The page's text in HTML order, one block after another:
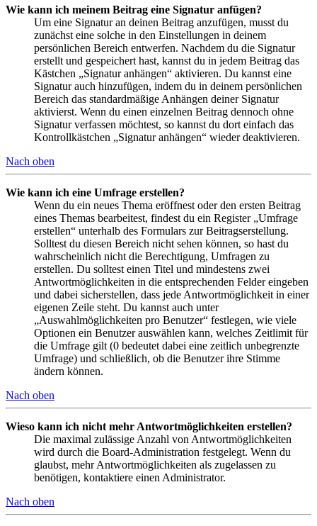
Wie kann ich meinem Beitrag eine Signatur anfügen?
Um eine Signatur an deinen Beitrag anzufügen, musst du
zunächst eine solche in den Einstellungen in deinem
persönlichen Bereich entwerfen. Nachdem du die Signatur
erstellt und gespeichert hast, kannst du in jedem Beitrag das
Kästchen „Signatur anhängen“ aktivieren. Du kannst eine
Signatur auch hinzufügen, indem du in deinem persönlichen
Bereich das standardmäßige Anhängen deiner Signatur
aktivierst. Wenn du einen einzelnen Beitrag dennoch ohne
Signatur verfassen möchtest, so kannst du dort einfach das
Kontrollkästchen „Signatur anhängen“ wieder deaktivieren.
Nach oben
Wie kann ich eine Umfrage erstellen?
Wenn du ein neues Thema eröffnest oder den ersten Beitrag
eines Themas bearbeitest, findest du ein Register „Umfrage
erstellen“ unterhalb des Formulars zur Beitragserstellung.
Solltest du diesen Bereich nicht sehen können, so hast du
wahrscheinlich nicht die Berechtigung, Umfragen zu
erstellen. Du solltest einen Titel und mindestens zwei
Antwortmöglichkeiten in die entsprechenden Felder eingeben
und dabei sicherstellen, dass jede Antwortmöglichkeit in einer
eigenen Zeile steht. Du kannst auch unter
„Auswahlmöglichkeiten pro Benutzer“ festlegen, wie viele
Optionen ein Benutzer auswählen kann, welches Zeitlimit für
die Umfrage gilt (0 bedeutet dabei eine zeitlich unbegrenzte
Umfrage) und schließlich, ob die Benutzer ihre Stimme
ändern können.
Nach oben
Wieso kann ich nicht mehr Antwortmöglichkeiten erstellen?
Die maximal zulässige Anzahl von Antwortmöglichkeiten
wird durch die Board-Administration festgelegt. Wenn du
glaubst, mehr Antwortmöglichkeiten als zugelassen zu
benötigen, kontaktiere einen Administrator.
Nach oben